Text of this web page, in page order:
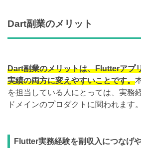
Dart副業のメリット
Dart副業のメリットは、Flutterアプ
実績の両方に変えやすいことです。
を担当している人にとっては、実務
ドメインのプロダクトに関われます。
Flutter実務経験を副収入につなげ